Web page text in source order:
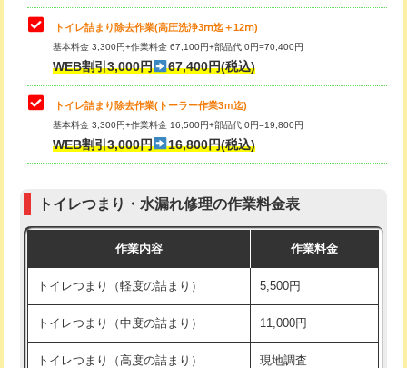
トイレ詰まり除去作業(高圧洗浄3ⅿ迄＋12ⅿ)
基本料金 3,300円+作業料金 67,100円+部品代 0円=70,400円
WEB割引3,000円 67,400円(税込)
トイレ詰まり除去作業(トーラー作業3ｍ迄)
基本料金 3,300円+作業料金 16,500円+部品代 0円=19,800円
WEB割引3,000円 16,800円(税込)
トイレつまり・水漏れ修理の作業料金表
作業内容 作業料金
トイレつまり（軽度の詰まり） 5,500円
トイレつまり（中度の詰まり） 11,000円
トイレつまり（高度の詰まり） 現地調査